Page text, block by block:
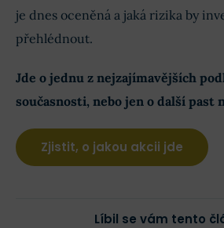
je dnes oceněná a jaká rizika by
přehlédnout.
Jde o jednu z nejzajímavějších
současnosti, nebo jen o další past
Zjistit, o jakou akcii jde
Líbil se vám tento